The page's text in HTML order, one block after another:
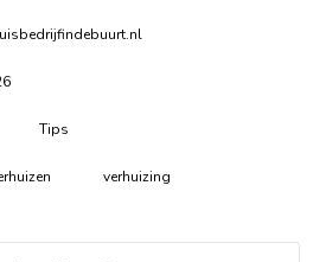
Tips
verhuizing